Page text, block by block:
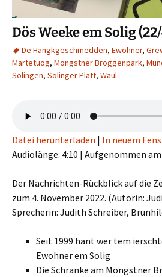
Dös Weeke em Solig
De Hangkgeschmedden, Ewohner,
Märtetüög, Möngstner Bröggenpark,
Solingen, Solinger Platt, Waul
Datei herunterladen | In neuem
Audiolänge: 4:10 | Aufgenommen
Der Nachrichten-Rückblick auf die
zum 4. November 2022. (Autorin:
Sprecherin: Judith Schreiber,
Seït 1999 hant wer tem
Ewohner em Solig
Die Schranke am Möngstner